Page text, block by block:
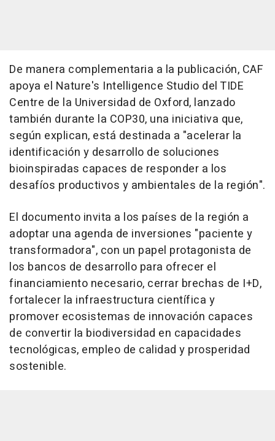
De manera complementaria a la publicación, CAF
apoya el Nature's Intelligence Studio del TIDE
Centre de la Universidad de Oxford, lanzado
también durante la COP30, una iniciativa que,
según explican, está destinada a "acelerar la
identificación y desarrollo de soluciones
bioinspiradas capaces de responder a los
desafíos productivos y ambientales de la región".
El documento invita a los países de la región a
adoptar una agenda de inversiones "paciente y
transformadora", con un papel protagonista de
los bancos de desarrollo para ofrecer el
financiamiento necesario, cerrar brechas de I+D,
fortalecer la infraestructura científica y
promover ecosistemas de innovación capaces
de convertir la biodiversidad en capacidades
tecnológicas, empleo de calidad y prosperidad
sostenible.